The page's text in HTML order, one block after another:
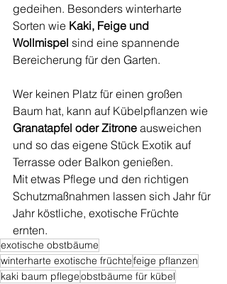
gedeihen. Besonders winterharte
Sorten wie Kaki, Feige und
Wollmispel sind eine spannende
Bereicherung für den Garten.
Wer keinen Platz für einen großen
Baum hat, kann auf Kübelpflanzen wie
Granatapfel oder Zitrone ausweichen
und so das eigene Stück Exotik auf
Terrasse oder Balkon genießen.
Mit etwas Pflege und den richtigen
Schutzmaßnahmen lassen sich Jahr für
Jahr köstliche, exotische Früchte
ernten.
exotische obstbäume
winterharte exotische früchtefeige pflanzen
kaki baum pflegeobstbäume für kübel